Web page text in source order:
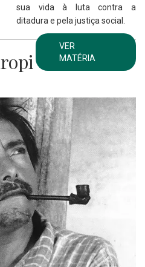
sua vida à luta contra a
ditadura e pela justiça social.
VER
MATÉRIA